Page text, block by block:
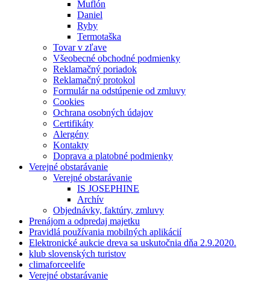
Muflón
Daniel
Ryby
Termotaška
Tovar v zľave
Všeobecné obchodné podmienky
Reklamačný poriadok
Reklamačný protokol
Formulár na odstúpenie od zmluvy
Cookies
Ochrana osobných údajov
Certifikáty
Alergény
Kontakty
Doprava a platobné podmienky
Verejné obstarávanie
Verejné obstarávanie
IS JOSEPHINE
Archív
Objednávky, faktúry, zmluvy
Prenájom a odpredaj majetku
Pravidlá používania mobilných aplikácií
Elektronické aukcie dreva sa uskutočnia dňa 2.9.2020.
klub slovenských turistov
climaforceelife
Verejné obstarávanie